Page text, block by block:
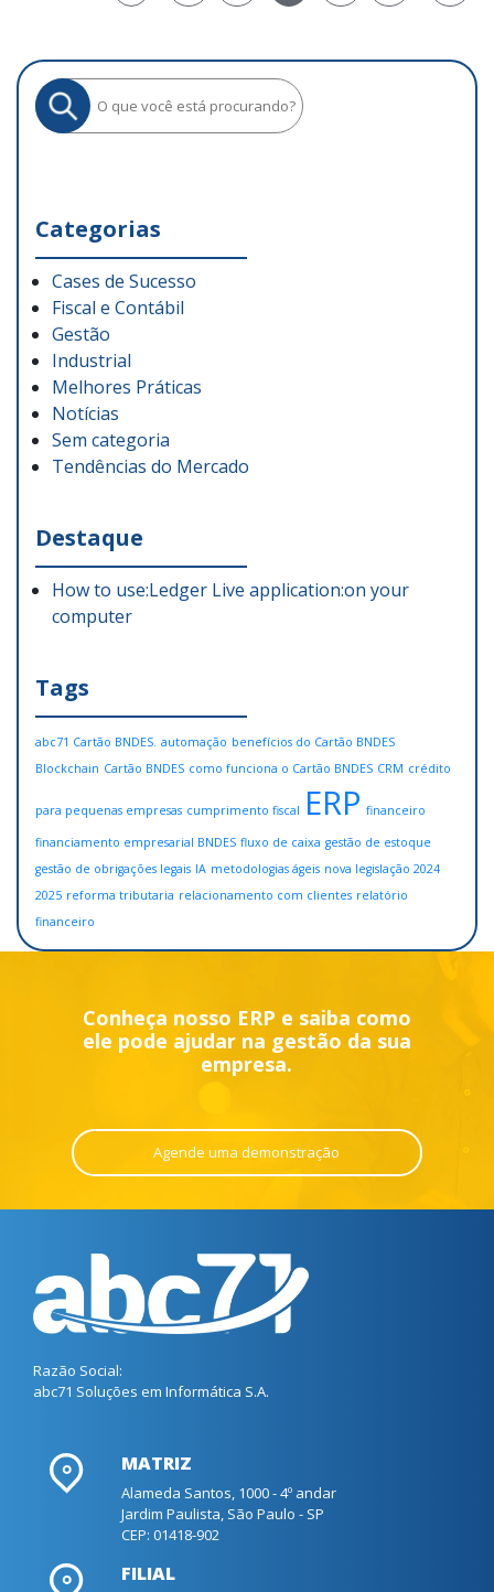
Categorias
Cases de Sucesso
Fiscal e Contábil
Gestão
Industrial
Melhores Práticas
Notícias
Sem categoria
Tendências do Mercado
Destaque
How to use:Ledger Live application:on your
computer
Tags
abc71 Cartão BNDES. automação benefícios do Cartão BNDES
Blockchain Cartão BNDES como funciona o Cartão BNDES CRM crédito
para pequenas empresas cumprimento fiscal ERP financeiro
financiamento empresarial BNDES fluxo de caixa gestão de estoque
gestão de obrigações legais IA metodologias ágeis nova legislação 2024
2025 reforma tributaria relacionamento com clientes relatório
financeiro
Conheça nosso ERP e saiba como
ele pode ajudar na gestão da sua
empresa.
Agende uma demonstração
Razão Social:
abc71 Soluções em Informática S.A.
MATRIZ
Alameda Santos, 1000 - 4º andar
Jardim Paulista, São Paulo - SP
CEP: 01418-902
FILIAL